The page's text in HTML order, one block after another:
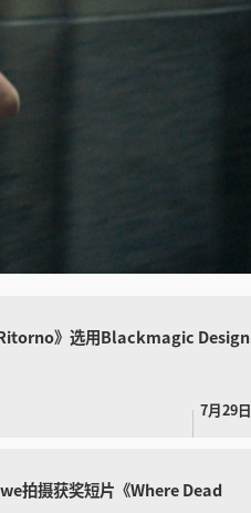
》选用Blackmagic Design
7月29日
拍摄获奖短片《Where Dead